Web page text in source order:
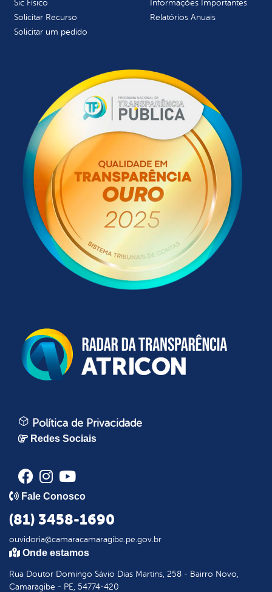
Sic Físico
Solicitar Recurso
Solicitar um pedido
Informações Importantes
Relatórios Anuais
Política de Privacidade
Redes Sociais
Fale Conosco
(81) 3458-1690
ouvidoria@camaracamaragibe.pe.gov.br
Onde estamos
Rua Doutor Domingo Sávio Dias Martins, 258 - Bairro Novo,
Camaragibe - PE, 54774-420